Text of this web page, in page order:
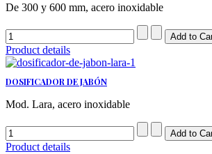
De 300 y 600 mm, acero inoxidable
Product details
DOSIFICADOR DE JABÓN
Mod. Lara, acero inoxidable
Product details